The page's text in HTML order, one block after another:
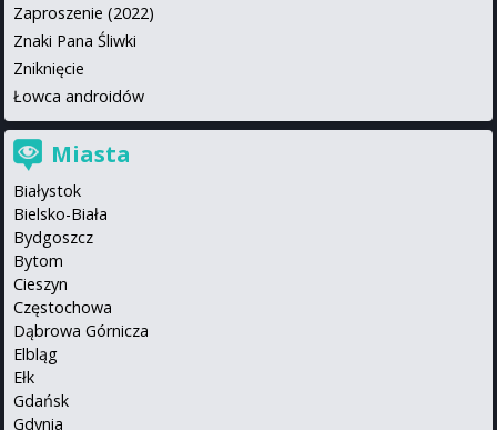
Zaproszenie (2022)
Znaki Pana Śliwki
Zniknięcie
Łowca androidów
Miasta
Białystok
Bielsko-Biała
Bydgoszcz
Bytom
Cieszyn
Częstochowa
Dąbrowa Górnicza
Elbląg
Ełk
Gdańsk
Gdynia